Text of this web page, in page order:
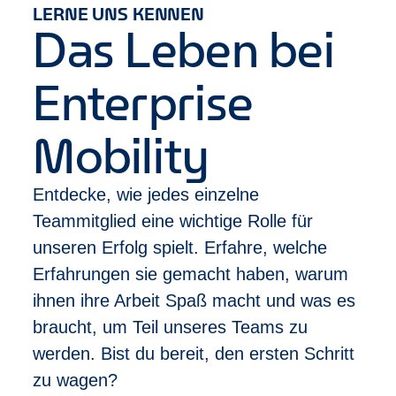
Ausbildung mit einschlägiger Berufserfahrung
Bei uns zählt Leistung – und die wird gesehen:
Abschluss des Trainee-Programms nach
durchschnittlich 10 Monaten
Im Anschluss erste Beförderung zum
Management Assistant
Schneller Aufstieg möglich zur Filialleitung in
unter 2 Jahren
Vielfältige Karrierewege, z. B. in unser Sales
Team, HR oder Risikomanagement
Was wir dir bieten
Sicherheit und Stabilität durch ein international
erfolgreiches Unternehmen
Klare Karriereperspektiven und echte
Aufstiegschancen
Individuelle Trainings, Coachings und Mentoring,
die dich wirklich weiterbringen
LERNE UNS KENNEN
Das Leben bei
Enterprise
Mobility
Entdecke, wie jedes einzelne
Teammitglied eine wichtige Rolle für
unseren Erfolg spielt. Erfahre, welche
Erfahrungen sie gemacht haben, warum
ihnen ihre Arbeit Spaß macht und was es
braucht, um Teil unseres Teams zu
werden. Bist du bereit, den ersten Schritt
zu wagen?